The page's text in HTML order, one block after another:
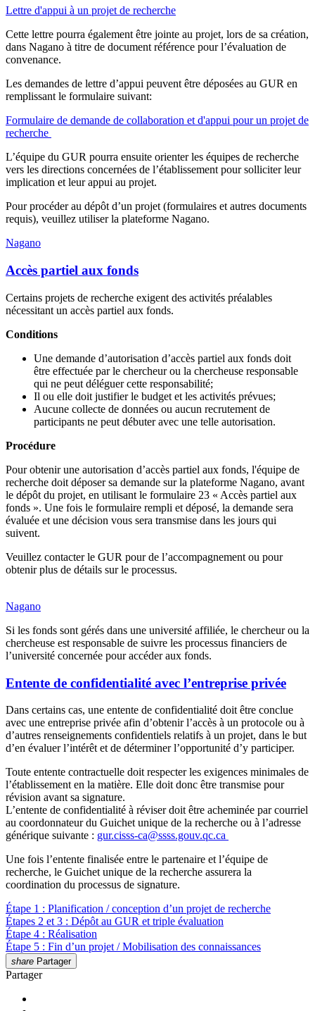
Lettre d'appui à un projet de recherche
Cette lettre pourra également être jointe au projet, lors de sa création,
dans Nagano à titre de document référence pour l’évaluation de
convenance.
Les demandes de lettre d’appui peuvent être déposées au GUR en
remplissant le formulaire suivant:
Formulaire de demande de collaboration et d'appui pour un projet de
recherche
L’équipe du GUR pourra ensuite orienter les équipes de recherche
vers les directions concernées de l’établissement pour solliciter leur
implication et leur appui au projet.
Pour procéder au dépôt d’un projet (formulaires et autres documents
requis), veuillez utiliser la plateforme Nagano.
Nagano
Accès partiel aux fonds
Certains projets de recherche exigent des activités préalables
nécessitant un accès partiel aux fonds.
Conditions
Une demande d’autorisation d’accès partiel aux fonds doit
être effectuée par le chercheur ou la chercheuse responsable
qui ne peut déléguer cette responsabilité;
Il ou elle doit justifier le budget et les activités prévues;
Aucune collecte de données ou aucun recrutement de
participants ne peut débuter avec une telle autorisation.
Procédure
Pour obtenir une autorisation d’accès partiel aux fonds, l'équipe de
recherche doit déposer sa demande sur la plateforme Nagano, avant
le dépôt du projet, en utilisant le formulaire 23 « Accès partiel aux
fonds ». Une fois le formulaire rempli et déposé, la demande sera
évaluée et une décision vous sera transmise dans les jours qui
suivent.
Veuillez contacter le GUR pour de l’accompagnement ou pour
obtenir plus de détails sur le processus.
Nagano
Si les fonds sont gérés dans une université affiliée, le chercheur ou la
chercheuse est responsable de suivre les processus financiers de
l’université concernée pour accéder aux fonds.
Entente de confidentialité avec l’entreprise privée
Dans certains cas, une entente de confidentialité doit être conclue
avec une entreprise privée afin d’obtenir l’accès à un protocole ou à
d’autres renseignements confidentiels relatifs à un projet, dans le but
d’en évaluer l’intérêt et de déterminer l’opportunité d’y participer.
Toute entente contractuelle doit respecter les exigences minimales de
l’établissement en la matière. Elle doit donc être transmise pour
révision avant sa signature.
L’entente de confidentialité à réviser doit être acheminée par courriel
au coordonnateur du Guichet unique de la recherche ou à l’adresse
générique suivante : gur.cisss-ca@ssss.gouv.qc.ca
Une fois l’entente finalisée entre le partenaire et l’équipe de
recherche, le Guichet unique de la recherche assurera la
coordination du processus de signature.
Étape 1 : Planification / conception d’un projet de recherche
Étapes 2 et 3 : Dépôt au GUR et triple évaluation
Étape 4 : Réalisation
Étape 5 : Fin d’un projet / Mobilisation des connaissances
share Partager
Partager